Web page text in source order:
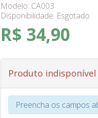
Modelo: CA003
Disponibilidade: Esgotado
R$ 34,90
Produto
Preencha os campos